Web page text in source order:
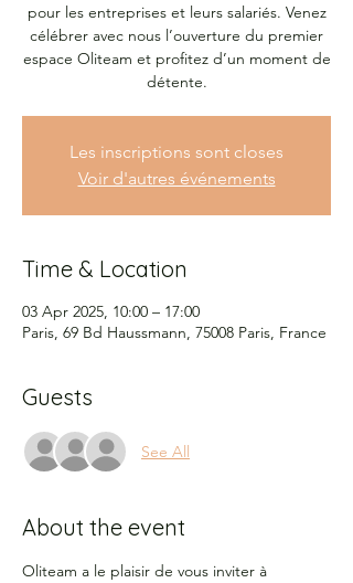
pour les entreprises et leurs salariés. Venez
célébrer avec nous l’ouverture du premier
espace Oliteam et profitez d’un moment de
détente.
Les inscriptions sont closes
Voir d'autres événements
Time & Location
03 Apr 2025, 10:00 – 17:00
Paris, 69 Bd Haussmann, 75008 Paris, France
Guests
See All
About the event
Oliteam a le plaisir de vous inviter à